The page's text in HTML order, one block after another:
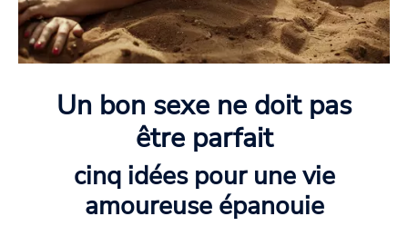
Un bon sexe ne doit pas
être parfait
cinq idées pour une vie
amoureuse épanouie